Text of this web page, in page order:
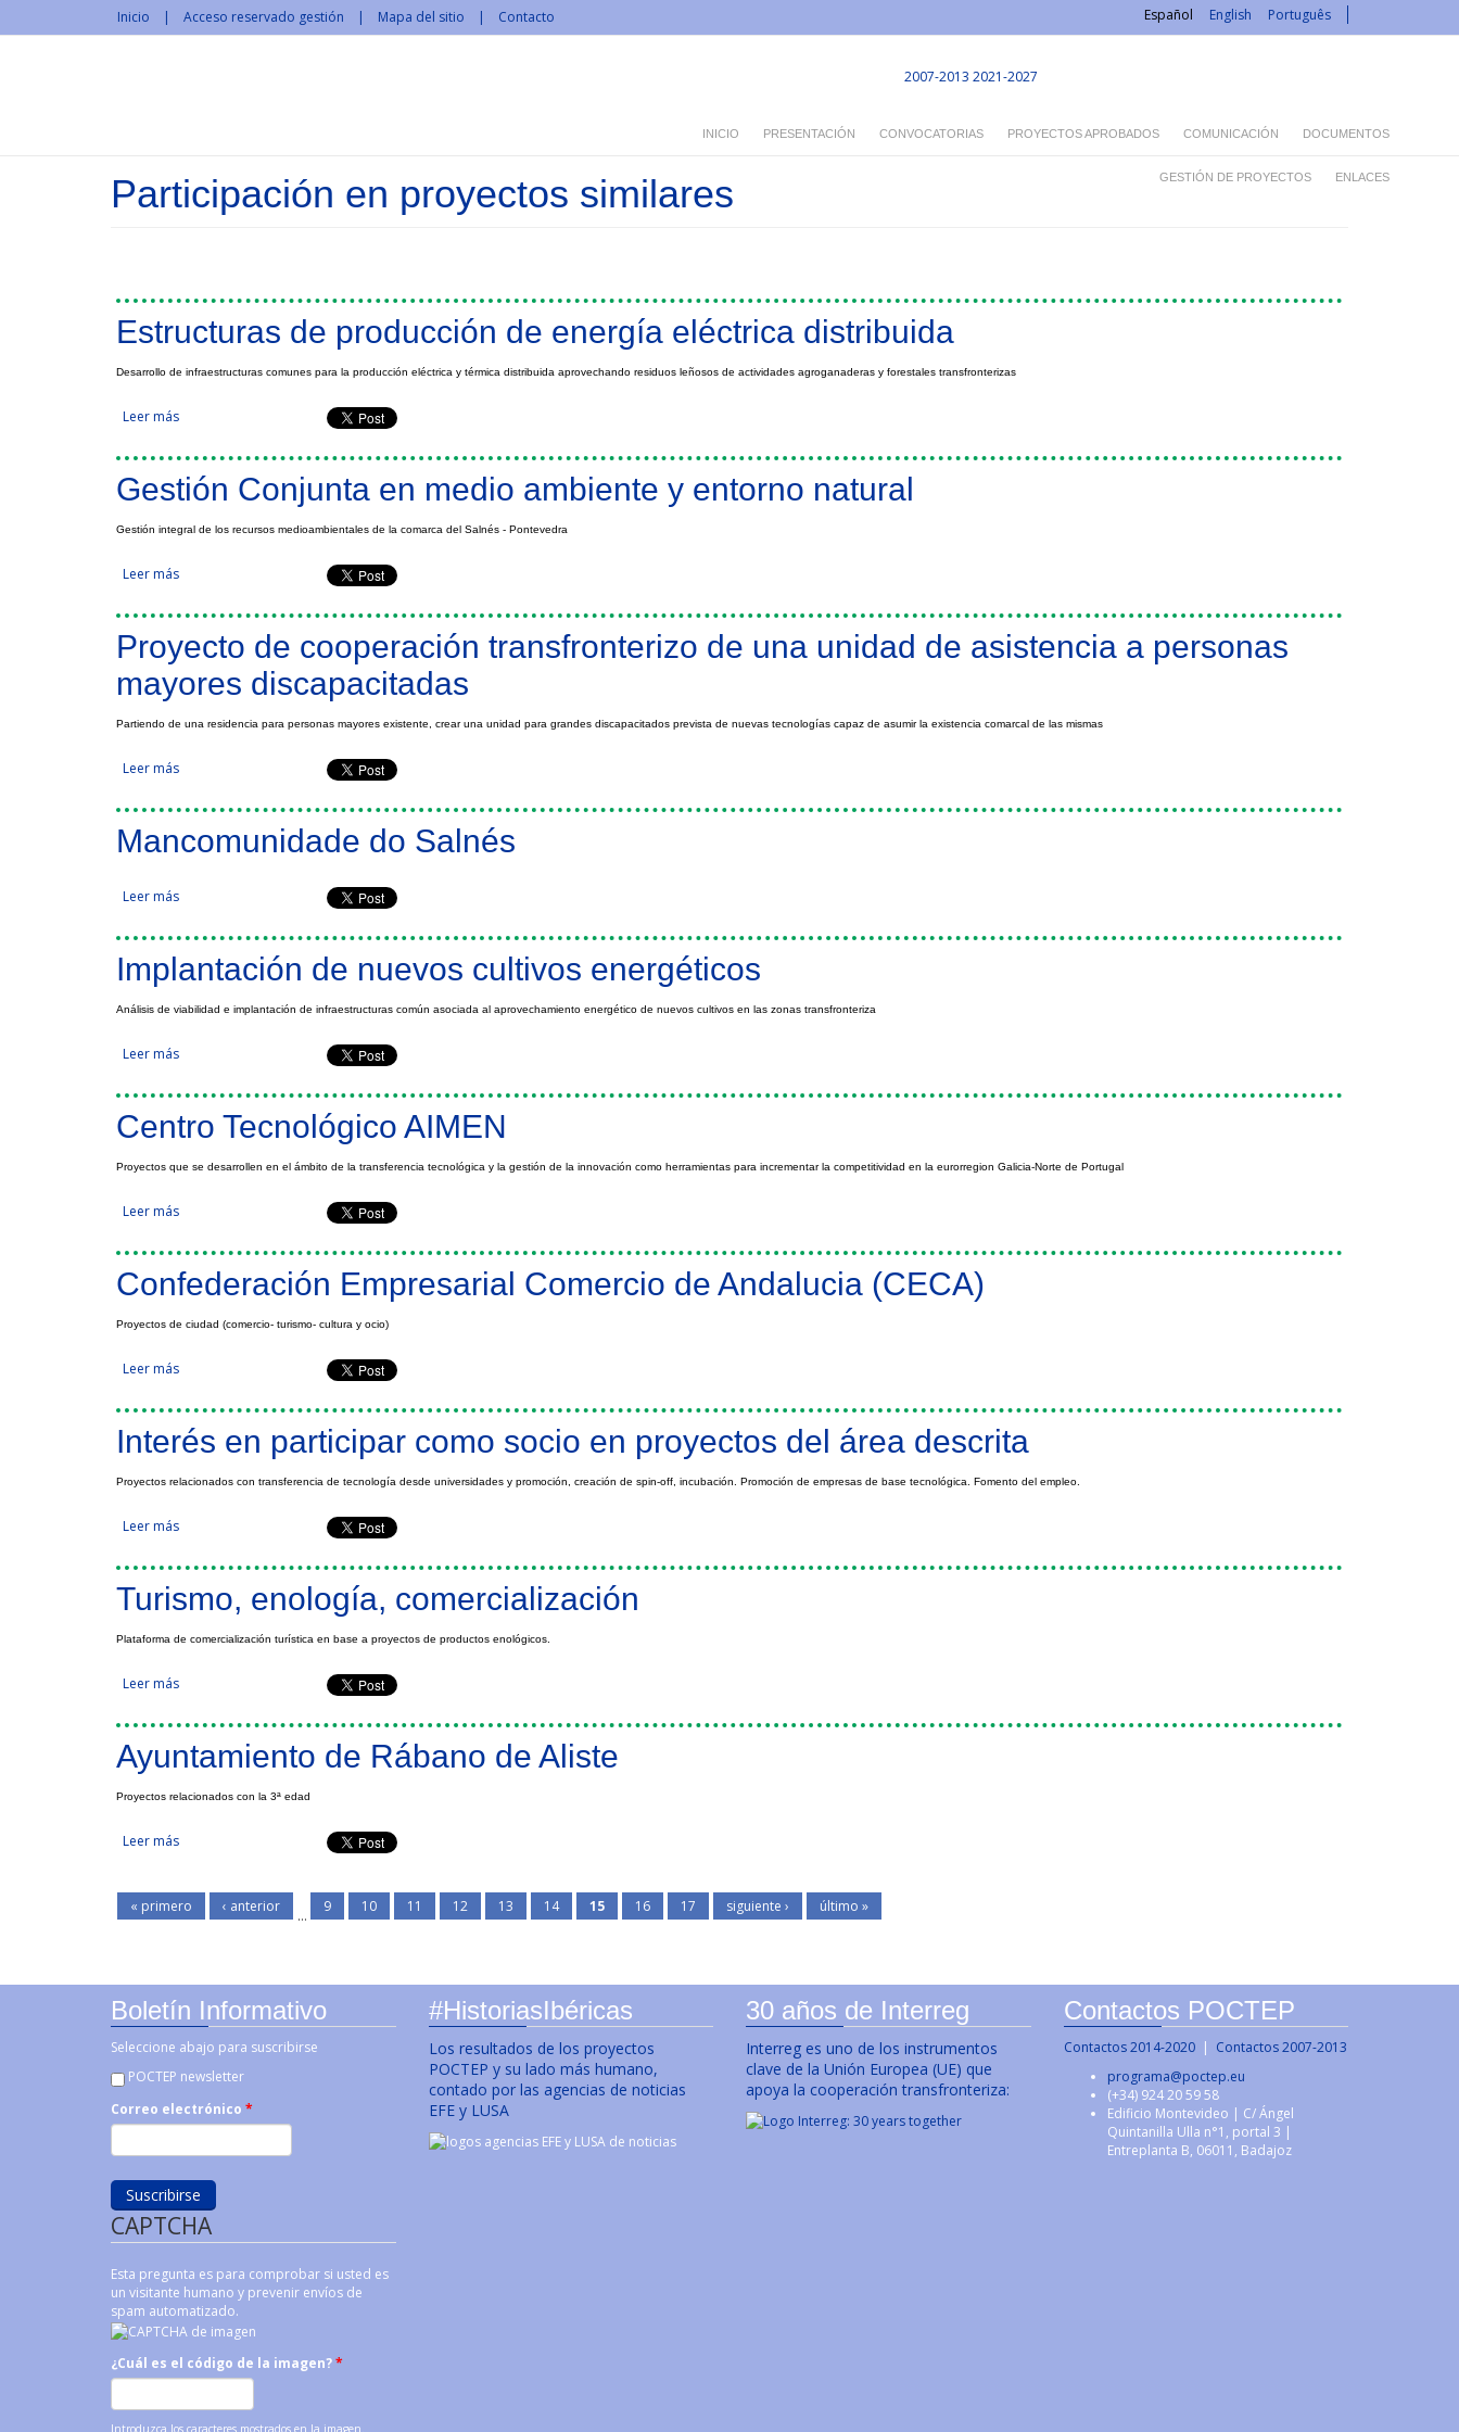
Pasar al contenido principal
Inicio Acceso reservado gestión Mapa del sitio Contacto Español English Português
INICIO PRESENTACIÓN CONVOCATORIAS PROYECTOS APROBADOS COMUNICACIÓN DOCUMENTOS
GESTIÓN DE PROYECTOS ENLACES
2007-2013 2021-2027
Participación en proyectos similares
Estructuras de producción de energía eléctrica distribuida
Desarrollo de infraestructuras comunes para la producción eléctrica y térmica distribuida aprovechando residuos leñosos de actividades agroganaderas y forestales transfronterizas
Leer más sobre Estructuras de producción de energía eléctrica distribuida
Gestión Conjunta en medio ambiente y entorno natural
Gestión integral de los recursos medioambientales de la comarca del Salnés - Pontevedra
Leer más sobre Gestión Conjunta en medio ambiente y entorno natural
Proyecto de cooperación transfronterizo de una unidad de asistencia a personas
mayores discapacitadas
Partiendo de una residencia para personas mayores existente, crear una unidad para grandes discapacitados prevista de nuevas tecnologías capaz de asumir la existencia comarcal de las mismas
Leer más sobre Proyecto de cooperación transfronterizo de una unidad de asistencia a personas mayores discapacitadas
Mancomunidade do Salnés
Leer más sobre Mancomunidade do Salnés
Implantación de nuevos cultivos energéticos
Análisis de viabilidad e implantación de infraestructuras común asociada al aprovechamiento energético de nuevos cultivos en las zonas transfronteriza
Leer más sobre Implantación de nuevos cultivos energéticos
Centro Tecnológico AIMEN
Proyectos que se desarrollen en el ámbito de la transferencia tecnológica y la gestión de la innovación como herramientas para incrementar la competitividad en la eurorregion Galicia-Norte de Portugal
Leer más sobre Centro Tecnológico AIMEN
Confederación Empresarial Comercio de Andalucia (CECA)
Proyectos de ciudad (comercio- turismo- cultura y ocio)
Leer más sobre Confederación Empresarial Comercio de Andalucia (CECA)
Interés en participar como socio en proyectos del área descrita
Proyectos relacionados con transferencia de tecnología desde universidades y promoción, creación de spin-off, incubación. Promoción de empresas de base tecnológica. Fomento del empleo.
Leer más sobre Interés en participar como socio en proyectos del área descrita
Turismo, enología, comercialización
Plataforma de comercialización turística en base a proyectos de productos enológicos.
Leer más sobre Turismo, enología, comercialización
Ayuntamiento de Rábano de Aliste
Proyectos relacionados con la 3ª edad
Leer más sobre Ayuntamiento de Rábano de Aliste
Páginas
« primero ‹ anterior
…
9 10 11 12 13 14 15 16 17 siguiente › último »
Boletín Informativo
Seleccione abajo para suscribirse
POCTEP newsletter
Correo electrónico *
CAPTCHA
Esta pregunta es para comprobar si usted es
un visitante humano y prevenir envíos de
spam automatizado.
¿Cuál es el código de la imagen?*
Introduzca los caracteres mostrados en la imagen.
#HistoriasIbéricas
Los resultados de los proyectos
POCTEP y su lado más humano,
contado por las agencias de noticias
EFE y LUSA
30 años de Interreg
Interreg es uno de los instrumentos
clave de la Unión Europea (UE) que
apoya la cooperación transfronteriza:
Contactos POCTEP
Contactos 2014-2020| Contactos 2007-2013
programa@poctep.eu
(+34) 924 20 59 58
Edificio Montevideo | C/ Ángel
Quintanilla Ulla n°1, portal 3 |
Entreplanta B, 06011, Badajoz